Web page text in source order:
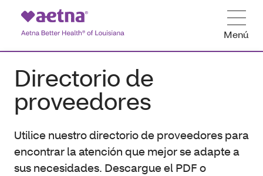
Menú
Directorio de
proveedores
Utilice nuestro directorio de proveedores para
encontrar la atención que mejor se adapte a
sus necesidades. Descargue el PDF o